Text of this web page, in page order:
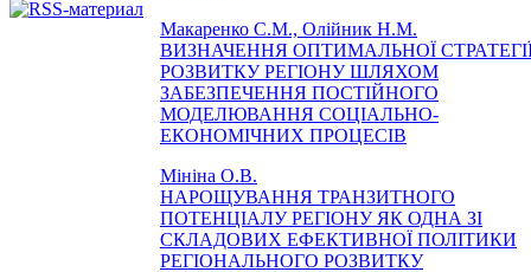
Макаренко С.М., Олійник Н.М.
ВИЗНАЧЕННЯ ОПТИМАЛЬНОЇ
РОЗВИТКУ РЕГІОНУ ШЛЯХОМ
ЗАБЕЗПЕЧЕННЯ ПОСТІЙНОГО
МОДЕЛЮВАННЯ СОЦІАЛЬНО-
ЕКОНОМІЧНИХ ПРОЦЕСІВ
Мініна О.В.
НАРОЩУВАННЯ ТРАНЗИТНОГО
ПОТЕНЦІАЛУ РЕГІОНУ ЯК ОДНА ЗІ
СКЛАДОВИХ ЕФЕКТИВНОЇ ПОЛІТИКИ
РЕГІОНАЛЬНОГО РОЗВИТКУ